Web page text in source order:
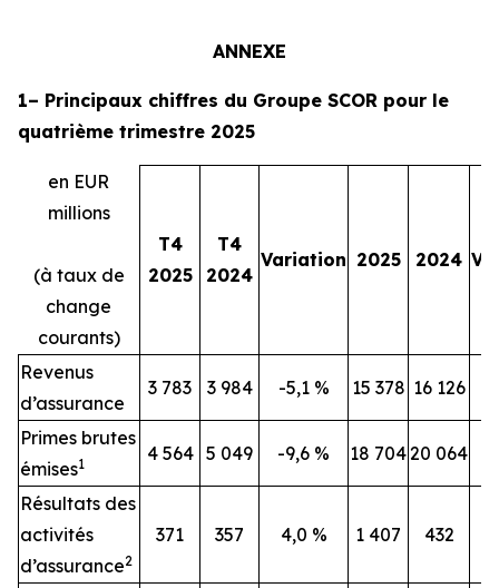
ANNEXE
1– Principaux chiffres du Groupe SCOR pour le
quatrième trimestre 2025
en EUR
millions
(à taux de
change
courants)
T4
2025
T4
2024
Variation 2025 2024
Revenus
d’assurance
3 783 3 984 -5,1 % 15 378 16 126
Primes brutes
émises1 4 564 5 049 -9,6 % 18 70420 064
Résultats des
activités
d’assurance2
371 357 4,0 % 1 407 432